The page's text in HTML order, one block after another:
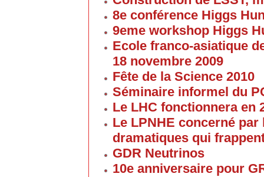
8e conférence Higgs
9eme workshop Higgs
Ecole franco-asiatique
18 novembre 2009
Fête de la Science 2010
Séminaire informel du
Le LHC fonctionnera en
Le LPNHE concerné par
dramatiques qui
GDR Neutrinos
10e anniversaire pour